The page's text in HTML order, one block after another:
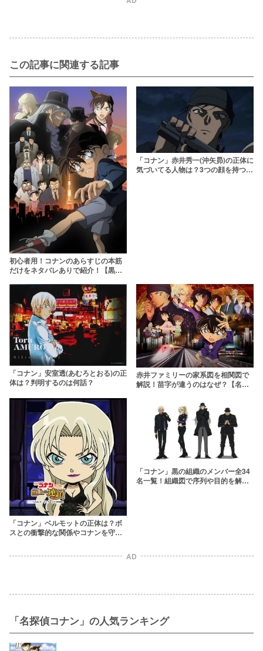
この記事に関連する記事
初心者用！コナンのあらすじの本筋
だけをネタバレありで紹介！【黒の
「コナン」赤井秀一(沖矢昴)の正体に
気づいてる人物は？3つの顔を持つ凄
「コナン」安室透(あむろとおる)の正
体は？判明するのは何話？
赤井ファミリーの家系図を相関図で
解説！苗字が違うのはなぜ？【名探
「コナン」ベルモットの正体は？ボ
スとの衝撃的な関係やコナンを守る
「コナン」黒の組織のメンバー全34
名一覧！組織図で序列や目的を解
AD
「名探偵コナン」の人気ランキング